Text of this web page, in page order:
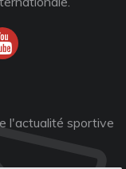
l'actualité sportive